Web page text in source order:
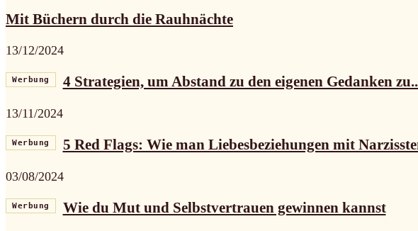
Mit Büchern durch die Rauhnächte
13/12/2024
Werbung 4 Strategien, um Abstand zu den eigenen Gedanken
13/11/2024
Werbung 5 Red Flags: Wie man Liebesbeziehungen mit
03/08/2024
Werbung Wie du Mut und Selbstvertrauen gewinnen kannst